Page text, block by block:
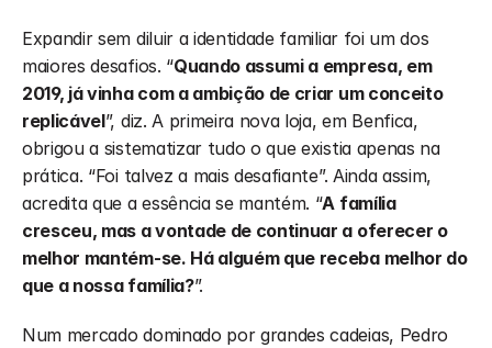
Expandir sem diluir a identidade familiar foi um dos
maiores desafios. “Quando assumi a empresa, em
2019, já vinha com a ambição de criar um conceito
replicável”, diz. A primeira nova loja, em Benfica,
obrigou a sistematizar tudo o que existia apenas na
prática. “Foi talvez a mais desafiante”. Ainda assim,
acredita que a essência se mantém. “A família
cresceu, mas a vontade de continuar a oferecer o
melhor mantém-se. Há alguém que receba melhor do
que a nossa família?”.
Num mercado dominado por grandes cadeias, Pedro